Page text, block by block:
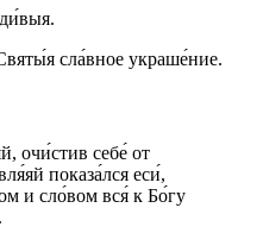
сла́вное украше́ние.
очи́стив себе́ от
показа́лся еси́,
и сло́вом вся́ к Бо́гу